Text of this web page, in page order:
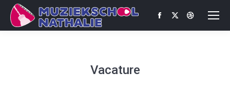
Facebook
X
Dribbble
Vacature